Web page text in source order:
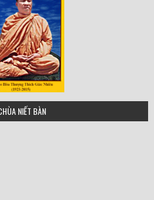
tgn
NIẾT BÀN